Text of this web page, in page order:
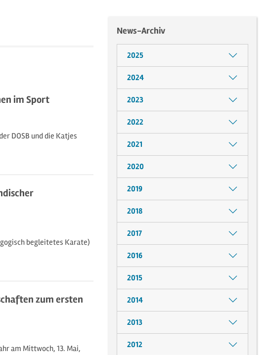
im Sport
DOSB und die Katjes
begleitetes Karate)
zum ersten
am Mittwoch, 13. Mai,
News-Archiv
2025
2024
2023
2022
2021
2020
2019
2018
2017
2016
2015
2014
2013
2012